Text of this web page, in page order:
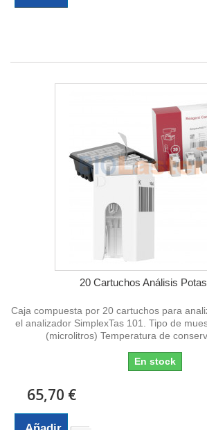
20 Cartuchos Análisis
Caja compuesta por 20 cartuchos para
el analizador SimplexTas 101. Tipo de
(microlitros) Temperatura de
En stock
65,70 €